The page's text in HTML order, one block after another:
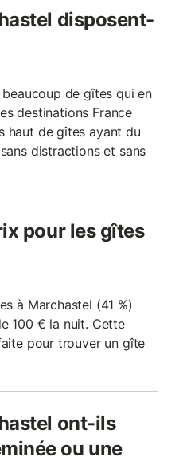
disposent-
de gîtes qui en
destinations France
haut de gîtes ayant du
distractions et sans
pour les gîtes
à Marchastel (41 %)
100 € la nuit. Cette
pour trouver un gîte
ont-ils
ou une